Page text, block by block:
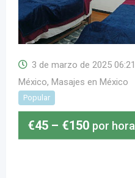
3 de marzo de 2025 06:21
México, Masajes en México
Popular
€45 – €150 por hora